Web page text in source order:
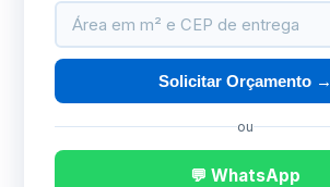
Solicitar Orçamento →
ou
💬 WhatsApp